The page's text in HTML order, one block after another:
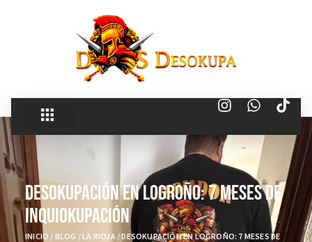
Desokupación en Logroño: 7 Meses de
Inquiokupación
INICIO / BLOG /LA RIOJA/DESOKUPACIÓN EN LOGROÑO: 7 MESES DE